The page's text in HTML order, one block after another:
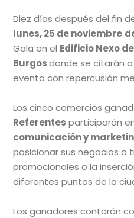
Diez días después del fin
lunes, 25 de noviembre
Gala en el Edificio Nexo
Burgosdonde se citarán
evento con repercusión
Los cinco comercios
Referentes participarán
comunicación y
posicionar sus negocios a
promocionales o la
diferentes puntos de la
Los ganadores contarán